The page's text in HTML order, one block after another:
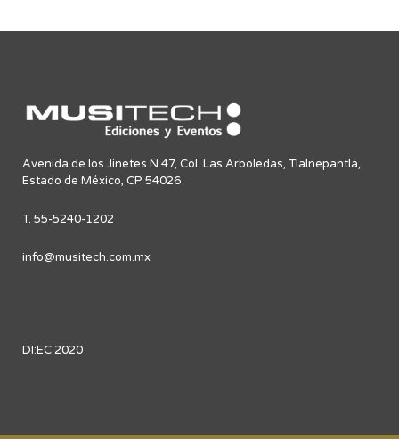
Avenida de los Jinetes N.47, Col. Las Arboledas, Tlalnepantla,
Estado de México, CP 54026
T. 55-5240-1202
info@musitech.com.mx
DI:EC 2020